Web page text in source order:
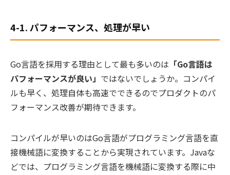
4-1. パフォーマンス、処理が早い
Go言語を採用する理由として最も多いのは 「Go言語は
パフォーマンスが良い」 ではないでしょうか。コンパイ
ルも早く、処理自体も高速でできるのでプロダクトのパ
フォーマンス改善が期待できます。
コンパイルが早いのはGo言語がプログラミング言語を直
接機械語に変換することから実現されています。Javaな
どでは、プログラミング言語を機械語に変換する際に中